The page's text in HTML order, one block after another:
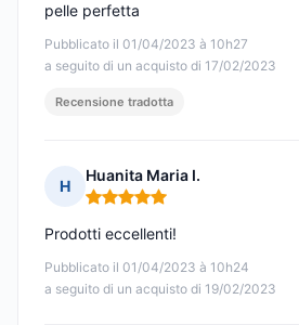
Pubblicato il 01/04/2023 à 10h27
a seguito di un acquisto di 17/02/2023
pelle perfetta
Recensione tradotta
H
Huanita Maria I.
Nota: 5 su 5
Pubblicato il 01/04/2023 à 10h24
a seguito di un acquisto di 19/02/2023
Prodotti eccellenti!